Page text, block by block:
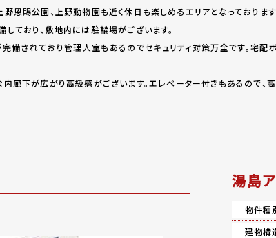
恩賜公園、上野動物園も近く休日も楽しめるエリアとなっております
ており、敷地内には駐輪場がございます。
完備されており管理人室もあるのでセキュリティ対策万全です。宅
廊下が広がり高級感がございます。エレベーター付きもあるので、
湯島
物件種
建物構